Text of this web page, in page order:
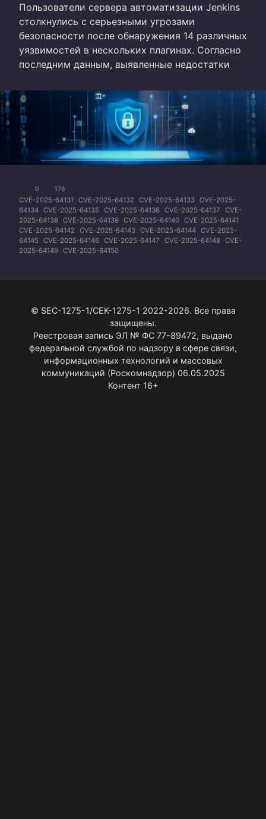
Пользователи сервера автоматизации Jenkins
столкнулись с серьезными угрозами
безопасности после обнаружения 14 различных
уязвимостей в нескольких плагинах. Согласно
последним данным, выявленные недостатки
0 176
CVE-2025-64131 CVE-2025-64132 CVE-2025-64133 CVE-2025-
64134 CVE-2025-64135 CVE-2025-64136 CVE-2025-64137
CVE-
2025-64138 CVE-2025-64139 CVE-2025-64140 CVE-2025-64141
CVE-2025-64142
CVE-2025-64143 CVE-2025-64144 CVE-2025-
64145
CVE-2025-64146 CVE-2025-64147 CVE-2025-64148 CVE-
2025-64149 CVE-2025-64150
© SEC-1275-1/СЕК-1275-1 2022-2026. Все права
защищены.
Реестровая запись ЭЛ № ФС 77-89472, выдано
федеральной службой по надзору в сфере связи,
информационных технологий и массовых
коммуникаций (Роскомнадзор) 06.05.2025
Контент 16+